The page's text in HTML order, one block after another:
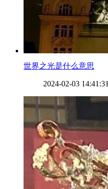
​世界之光是什么意思
2024-02-03 14:41:31